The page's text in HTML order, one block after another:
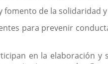
fomento de la solidaridad
para prevenir
en la elaboración y